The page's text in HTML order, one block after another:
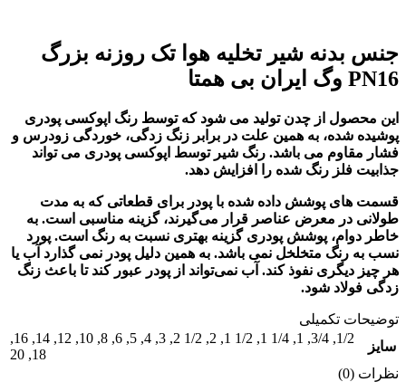
جنس بدنه شیر تخلیه هوا تک روزنه بزرگ
PN16 وگ ایران بی همتا
این محصول از چدن تولید می شود که توسط رنگ اپوکسی پودری
پوشیده شده، به همین علت در برابر زنگ زدگی، خوردگی زودرس و
فشار مقاوم می باشد. رنگ شیر توسط اپوکسی پودری می تواند
جذابیت فلز رنگ شده را افزایش دهد.
قسمت های پوشش داده شده با پودر برای قطعاتی که به مدت
طولانی در معرض عناصر قرار می‌گیرند، گزینه مناسبی است. به
خاطر دوام، پوشش پودری گزینه بهتری نسبت به رنگ است. پورد
نسب به رنگ متخلخل نمی باشد. به همین دلیل پودر نمی گذارد آب یا
هر چیز دیگری نفوذ کند. آب نمی‌تواند از پودر عبور‌ کند تا باعث زنگ
زدگی فولاد شود.
توضیحات تکمیلی
سایز
1/2
,
3/4
,
1
,
1/4 1
,
1/2 1
,
2
,
1/2 2
,
3
,
4
,
5
,
6
,
8
,
10
,
12
,
14
,
16
,
18
,
20
نظرات (0)